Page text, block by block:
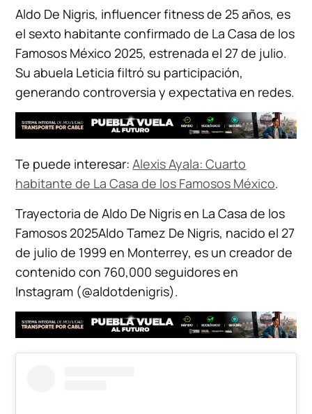
Aldo De Nigris, influencer fitness de 25 años, es
el sexto habitante confirmado de La Casa de los
Famosos México 2025, estrenada el 27 de julio.
Su abuela Leticia filtró su participación,
generando controversia y expectativa en redes.
Te puede interesar:Alexis Ayala: Cuarto
habitante de La Casa de los Famosos México.
Trayectoria de Aldo De Nigris en La Casa de los
Famosos 2025Aldo Tamez De Nigris, nacido el 27
de julio de 1999 en Monterrey, es un creador de
contenido con 760,000 seguidores en
Instagram (@aldotdenigris).